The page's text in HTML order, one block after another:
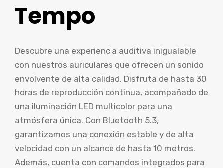
Tempo
Descubre una experiencia auditiva inigualable
con nuestros auriculares que ofrecen un sonido
envolvente de alta calidad. Disfruta de hasta 30
horas de reproducción continua, acompañado de
una iluminación LED multicolor para una
atmósfera única. Con Bluetooth 5.3,
garantizamos una conexión estable y de alta
velocidad con un alcance de hasta 10 metros.
Además, cuenta con comandos integrados para